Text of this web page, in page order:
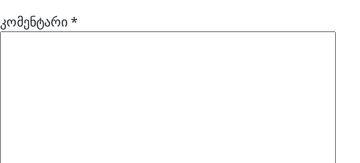
კომენტარი*